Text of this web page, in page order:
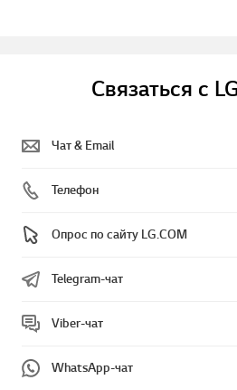
Связаться с
Чат & Email
Телефон
Опрос по сайту LG.COM
Telegram-чат
Viber-чат
WhatsApp-чат